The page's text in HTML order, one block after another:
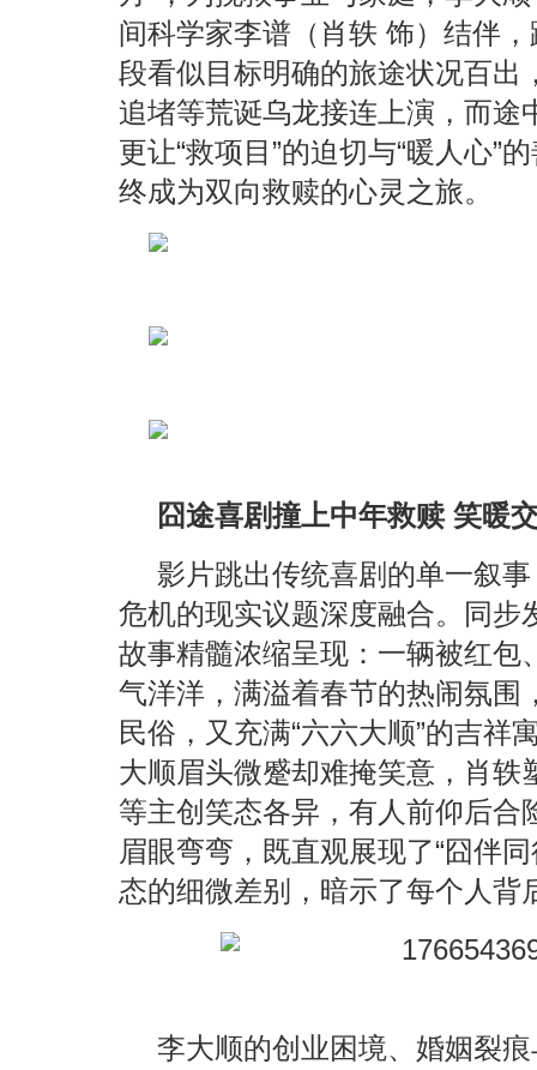
间科学家李谱（肖轶 饰）结伴
段看似目标明确的旅途状况百出
追堵等荒诞乌龙接连上演，而途
更让“救项目”的迫切与“暖人心”
终成为双向救赎的心灵之旅。
囧途喜剧撞上中年救赎 笑暖
影片跳出传统喜剧的单一叙
危机的现实议题深度融合。同步
故事精髓浓缩呈现：一辆被红包
气洋洋，满溢着春节的热闹氛围
民俗，又充满“六六大顺”的吉祥
大顺眉头微蹙却难掩笑意，肖轶
等主创笑态各异，有人前仰后合
眉眼弯弯，既直观展现了“囧伴
态的细微差别，暗示了每个人背
李大顺的创业困境、婚姻裂